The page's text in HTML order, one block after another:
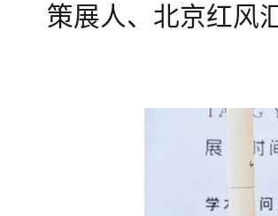
策展人、北京红风